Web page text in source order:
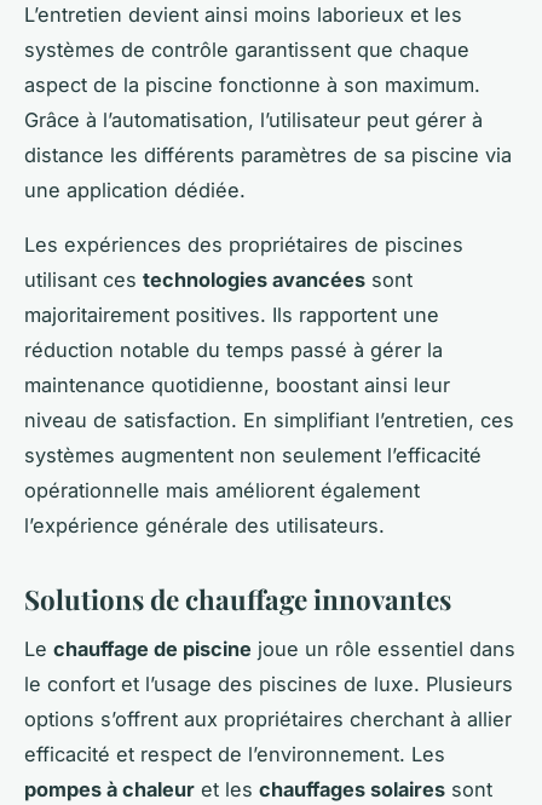
L’entretien devient ainsi moins laborieux et les
systèmes de contrôle garantissent que chaque
aspect de la piscine fonctionne à son maximum.
Grâce à l’automatisation, l’utilisateur peut gérer à
distance les différents paramètres de sa piscine via
une application dédiée.
Les expériences des propriétaires de piscines
utilisant ces technologies avancées sont
majoritairement positives. Ils rapportent une
réduction notable du temps passé à gérer la
maintenance quotidienne, boostant ainsi leur
niveau de satisfaction. En simplifiant l’entretien, ces
systèmes augmentent non seulement l’efficacité
opérationnelle mais améliorent également
l’expérience générale des utilisateurs.
Solutions de chauffage innovantes
Le chauffage de piscine joue un rôle essentiel dans
le confort et l’usage des piscines de luxe. Plusieurs
options s’offrent aux propriétaires cherchant à allier
efficacité et respect de l’environnement. Les
pompes à chaleur et les chauffages solaires sont